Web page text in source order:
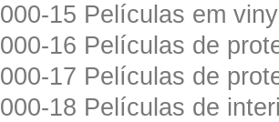
000-15 Películas em
000-16 Películas de
000-17 Películas de
000-18 Películas de